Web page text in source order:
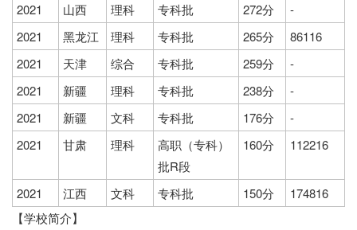
2021
山西 理科 专科批 272分
-
2021
黑龙江 理科 专科批 265分
86116
2021
天津 综合 专科批 259分
-
2021
新疆 理科 专科批 238分
-
2021
新疆 文科 专科批 176分
-
2021
甘肃 理科
高职（专科）
批R段
160分 112216
2021 江西 文科 专科批 150分
174816
【学校简介】